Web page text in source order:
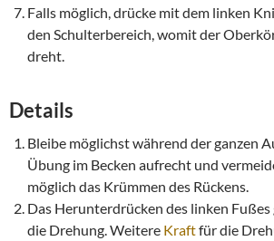
Falls möglich, drücke mit dem linken
den Schulterbereich, womit der
dreht.
Details
Bleibe möglichst während der ganzen
Übung im Becken aufrecht und
möglich das Krümmen des Rückens.
Das Herunterdrücken des linken
die Drehung. Weitere Kraftfür die